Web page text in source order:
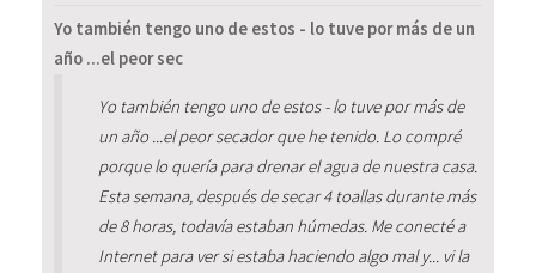
Yo también tengo uno de estos - lo tuve por más de un
año ...el peor sec
Yo también tengo uno de estos - lo tuve por más de
un año ...el peor secador que he tenido. Lo compré
porque lo quería para drenar el agua de nuestra casa.
Esta semana, después de secar 4 toallas durante más
de 8 horas, todavía estaban húmedas. Me conecté a
Internet para ver si estaba haciendo algo mal y... vi la